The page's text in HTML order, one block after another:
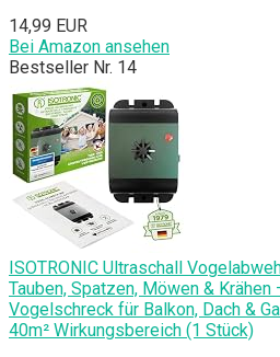
14,99 EUR
Bei Amazon ansehen
Bestseller Nr. 14
ISOTRONIC Ultraschall
Tauben, Spatzen, Möwen &
Vogelschreck für Balkon, Dach &
40m² Wirkungsbereich (1 Stück)